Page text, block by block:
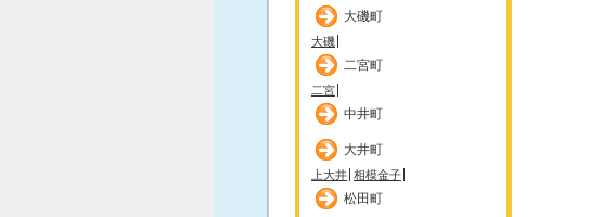
大磯町
大磯
二宮町
二宮
中井町
大井町
上大井 相模金子
松田町